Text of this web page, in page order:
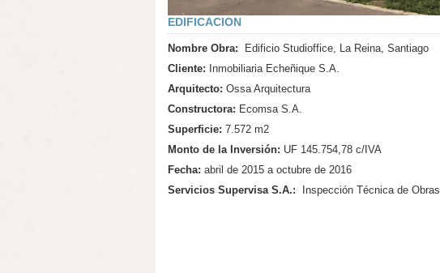
EDIFICACION
Nombre Obra:
Edificio Studioffice, La Reina, Santiago
Cliente: Inmobiliaria Echeñique S.A.
Arquitecto: Ossa Arquitectura
Constructora: Ecomsa S.A.
Superficie: 7.572 m2
Monto de la Inversión: UF 145.754,78 c/IVA
Fecha: abril de 2015 a octubre de 2016
Servicios Supervisa S.A.:
Inspección Técnica de Obras